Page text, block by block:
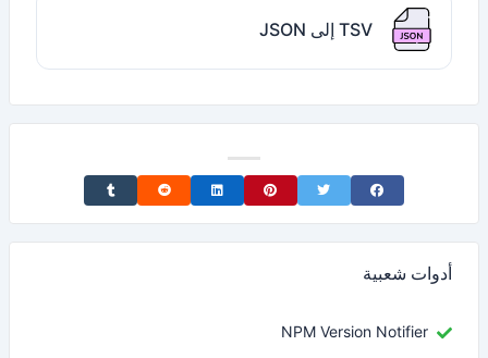
TSV إلى JSON
Share on Facebook
Share on Twitter
Share on Pinterest
Share on LinkedIn
Share on Reddit
Share on Tumblr
أدوات شعبية
NPM Version Notifier